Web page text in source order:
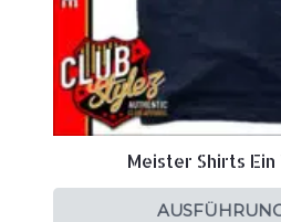
Meister Shirts